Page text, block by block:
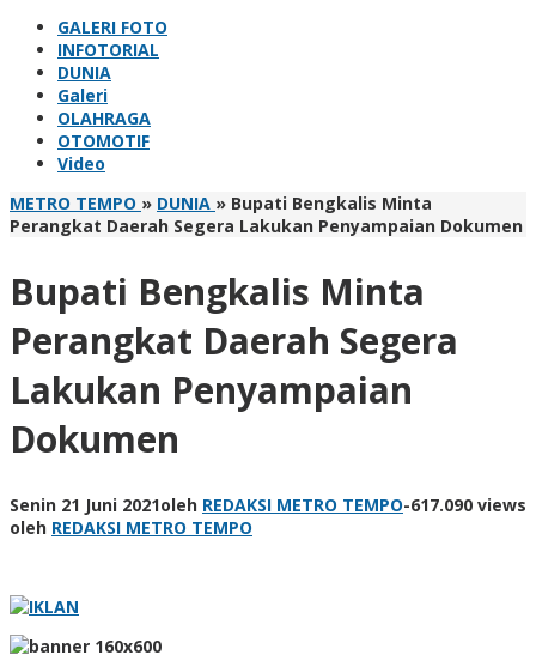
GALERI FOTO
INFOTORIAL
DUNIA
Galeri
OLAHRAGA
OTOMOTIF
Video
METRO TEMPO » DUNIA » Bupati Bengkalis Minta
Perangkat Daerah Segera Lakukan Penyampaian Dokumen
Bupati Bengkalis Minta
Perangkat Daerah Segera
Lakukan Penyampaian
Dokumen
Senin 21 Juni 2021oleh REDAKSI METRO TEMPO-617.090 views
oleh REDAKSI METRO TEMPO